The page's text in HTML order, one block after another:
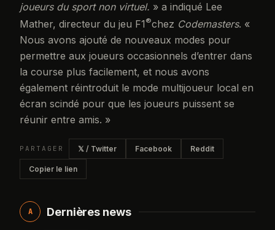
joueurs du sport non virtuel. » a indiqué Lee
Mather, directeur du jeu F1®chez Codemasters. «
Nous avons ajouté de nouveaux modes pour
permettre aux joueurs occasionnels d’entrer dans
la course plus facilement, et nous avons
également réintroduit le mode multijoueur local en
écran scindé pour que les joueurs puissent se
réunir entre amis. »
PARTAGER 𝕏 / Twitter Facebook Reddit
Copier le lien
A Dernières news